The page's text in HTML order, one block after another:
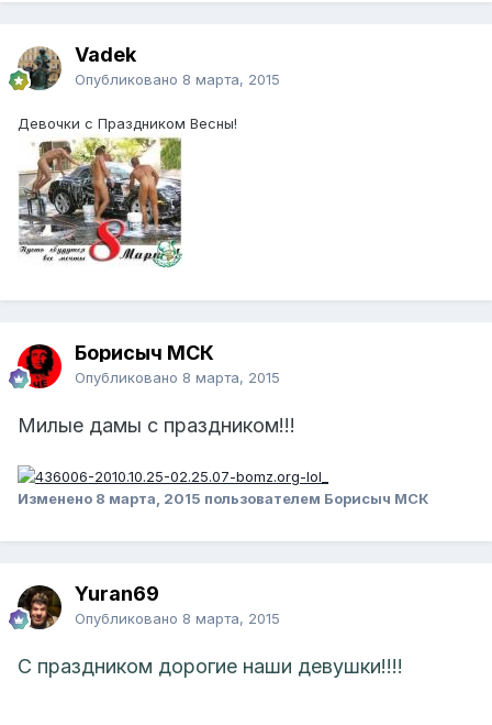
Vadek
Опубликовано 8 марта, 2015
Девочки с Праздником Весны!
Борисыч МСК
Опубликовано 8 марта, 2015
Милые дамы с праздником!!!
Изменено 8 марта, 2015 пользователем Борисыч МСК
Yuran69
Опубликовано 8 марта, 2015
С праздником дорогие наши девушки!!!!